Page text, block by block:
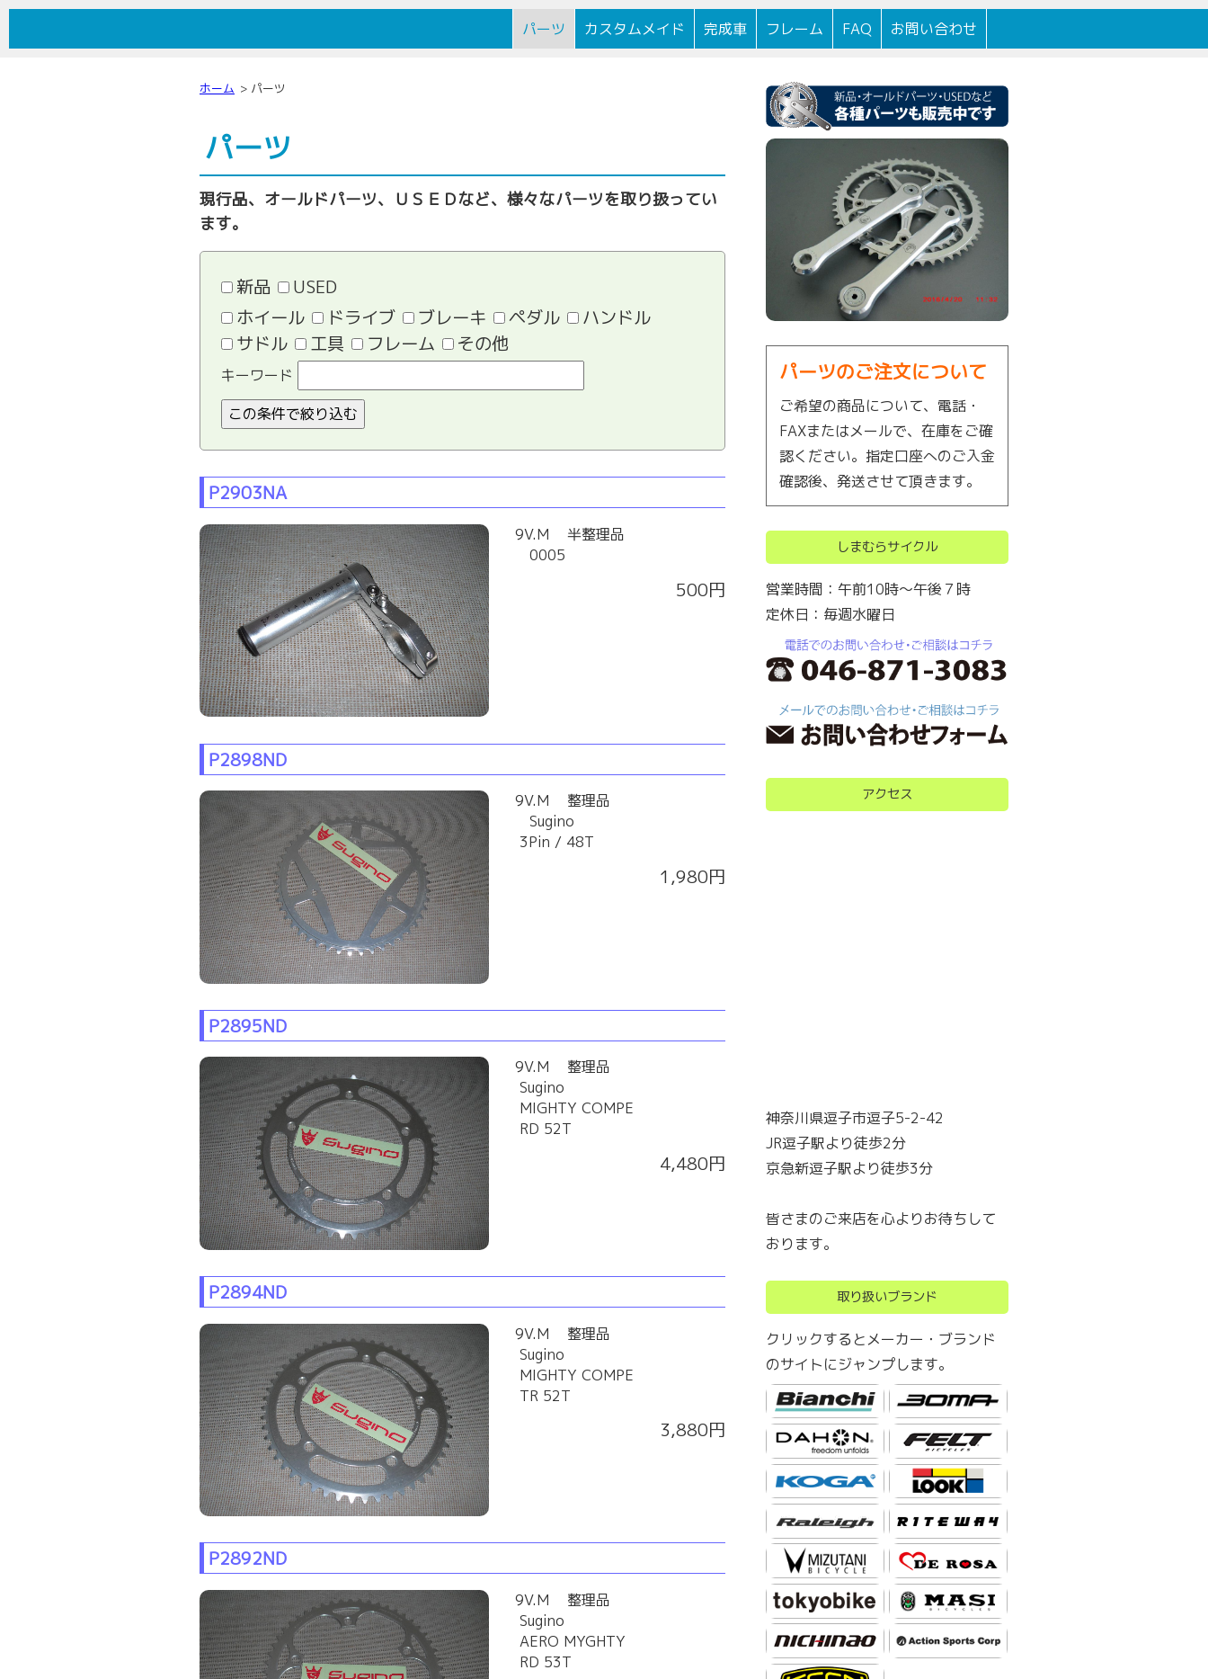
逗子駅前に100年以上続く自転車店です。
パーツ カスタムメイド 完成車 フレーム FAQ お問い合わせ
ホーム パーツ
パーツ
現行品、オールドパーツ、ＵＳＥＤなど、様々なパーツを取り扱ってい
ます。
新品
USED
ホイール
ドライブ ブレーキ ペダル
ハンドル
サドル
工具 フレーム その他
キーワード
P2903NA
9V.M 半整理品
0005
500円
P2898ND
9V.M 整理品
Sugino
3Pin / 48T
1,980円
P2895ND
9V.M 整理品
Sugino
MIGHTY COMPE
RD 52T
4,480円
P2894ND
9V.M 整理品
Sugino
MIGHTY COMPE
TR 52T
3,880円
P2892ND
9V.M 整理品
Sugino
AERO MYGHTY
RD 53T
パーツのご注文について
ご希望の商品について、電話・
FAXまたはメールで、在庫をご確
認ください。指定口座へのご入金
確認後、発送させて頂きます。
しまむらサイクル
営業時間：午前10時～午後７時
定休日：毎週水曜日
アクセス
神奈川県逗子市逗子5-2-42
JR逗子駅より徒歩2分
京急新逗子駅より徒歩3分
皆さまのご来店を心よりお待ちして
おります。
取り扱いブランド
クリックするとメーカー・ブランド
のサイトにジャンプします。